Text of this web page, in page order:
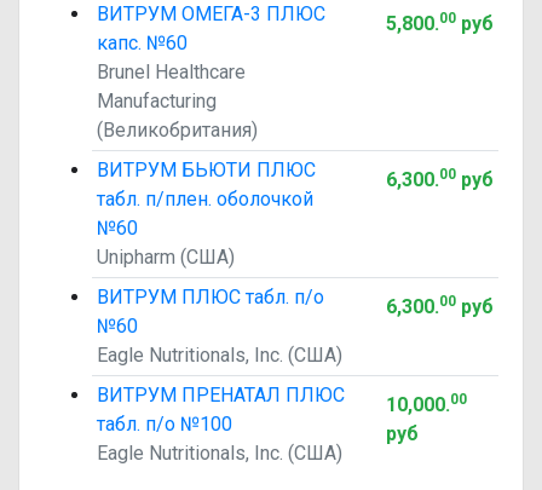
ВИТРУМ ОМЕГА-3 ПЛЮС
капс. №60
Brunel Healthcare
Manufacturing
(Великобритания)
5,800.00руб
ВИТРУМ БЬЮТИ ПЛЮС
табл. п/плен. оболочкой
№60
Unipharm (США)
6,300.00руб
ВИТРУМ ПЛЮС табл. п/о
№60
Eagle Nutritionals, Inc. (США)
6,300.00руб
ВИТРУМ ПРЕНАТАЛ ПЛЮС
табл. п/о №100
Eagle Nutritionals, Inc. (США)
10,000.00
руб